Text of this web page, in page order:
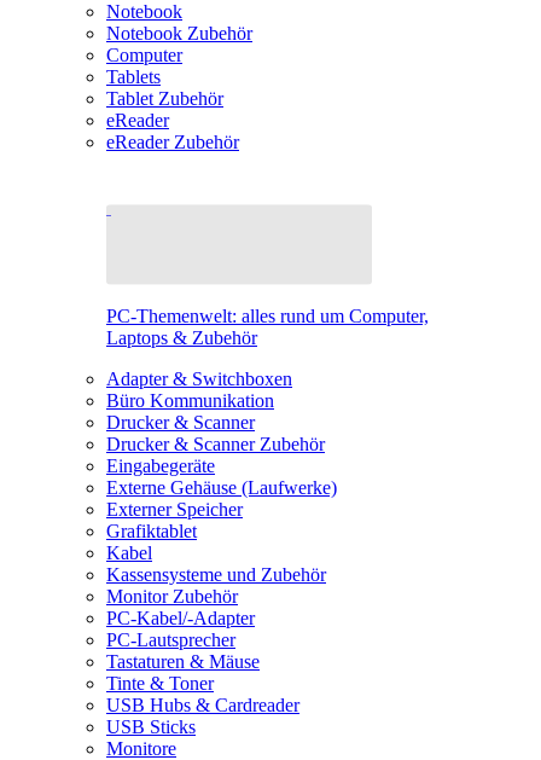
Notebook
Notebook Zubehör
Computer
Tablets
Tablet Zubehör
eReader
eReader Zubehör
PC-Themenwelt: alles rund um Computer,
Laptops & Zubehör
Adapter & Switchboxen
Büro Kommunikation
Drucker & Scanner
Drucker & Scanner Zubehör
Eingabegeräte
Externe Gehäuse (Laufwerke)
Externer Speicher
Grafiktablet
Kabel
Kassensysteme und Zubehör
Monitor Zubehör
PC-Kabel/-Adapter
PC-Lautsprecher
Tastaturen & Mäuse
Tinte & Toner
USB Hubs & Cardreader
USB Sticks
Monitore